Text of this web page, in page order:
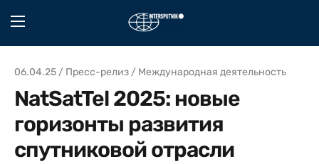
06.04.25 / Пресс-релиз / Международная деятельность
NatSatTel 2025: новые
горизонты развития
спутниковой отрасли